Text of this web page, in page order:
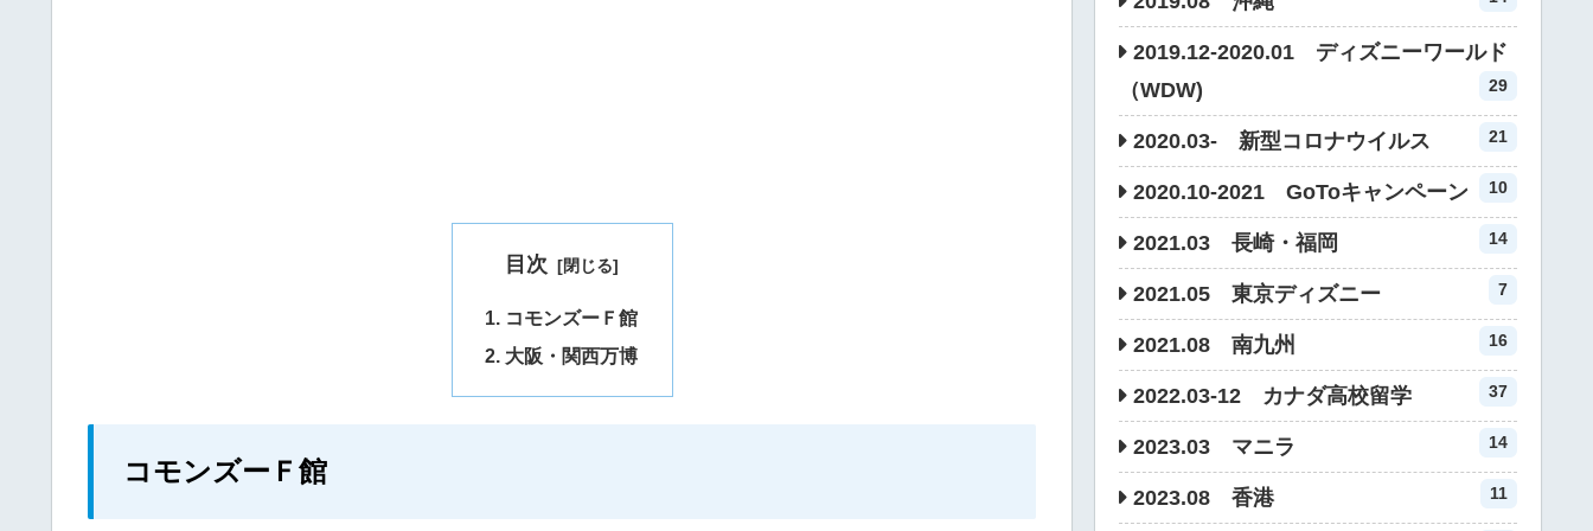
目次
コモンズーＦ館
大阪・関西万博
コモンズーＦ館
2019.12-2020.01 ディズニーワールド
（WDW)
29
2020.03- 新型コロナウイルス 21
2020.10-2021 GoToキャンペーン 10
2021.03 長崎・福岡 14
2021.05 東京ディズニー 7
2021.08 南九州 16
2022.03-12 カナダ高校留学 37
2023.03 マニラ 14
2023.08 香港 11